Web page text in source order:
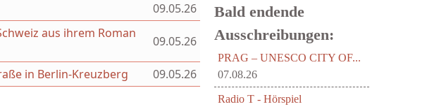
09.05.26
aus ihrem Roman
09.05.26
in Berlin-Kreuzberg 09.05.26
Bald endende
Ausschreibungen:
PRAG – UNESCO CITY OF...
07.08.26
Radio T - Hörspiel